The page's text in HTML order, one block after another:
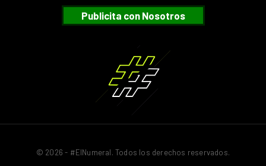
Publicita con Nosotros
© 2026 - #ElNumeral. Todos los derechos reservados.